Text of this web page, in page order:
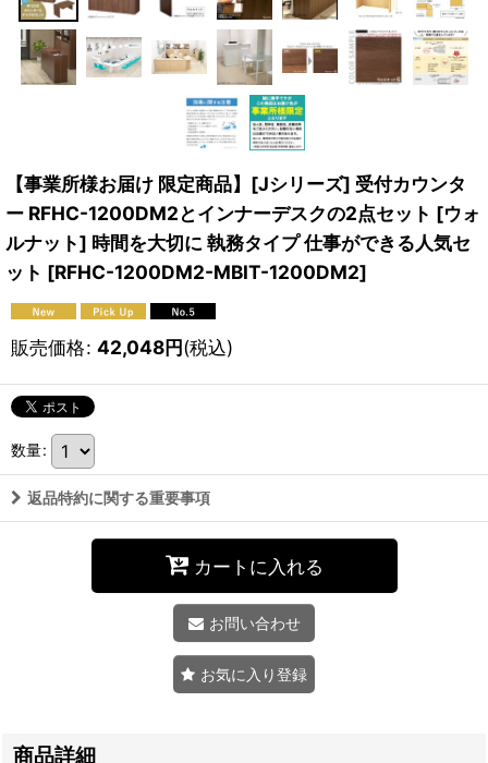
【事業所様お届け 限定商品】[Jシリーズ] 受付カウンタ
ー RFHC-1200DM2とインナーデスクの2点セット [ウォ
ルナット] 時間を大切に 執務タイプ 仕事ができる人気セ
ット [RFHC-1200DM2-MBIT-1200DM2]
販売価格: 42,048円(税込)
数量:
返品特約に関する重要事項
カートに入れる
お問い合わせ
お気に入り登録
商品詳細